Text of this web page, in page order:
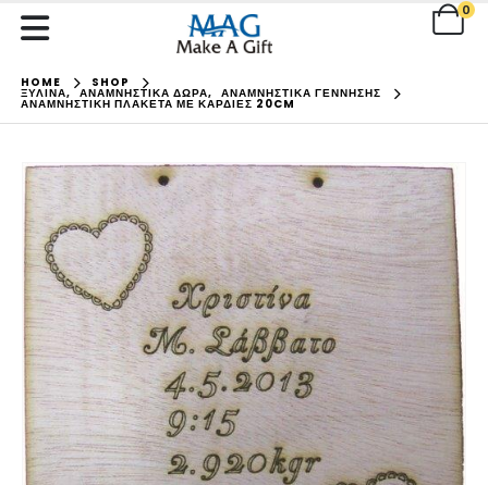
0
HOME SHOP
ΞΥΛΙΝΑ, ΑΝΑΜΝΗΣΤΙΚΑ ΔΩΡΑ, ΑΝΑΜΝΗΣΤΙΚΑ ΓΕΝΝΗΣΗΣ
ΑΝΑΜΝΗΣΤΙΚΉ ΠΛΑΚΈΤΑ ΜΕ ΚΑΡΔΙΈΣ 20CM